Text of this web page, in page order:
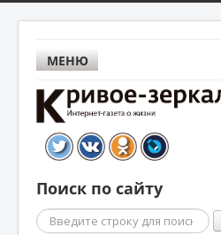
МЕНЮ
Поиск по сайту
Поиск